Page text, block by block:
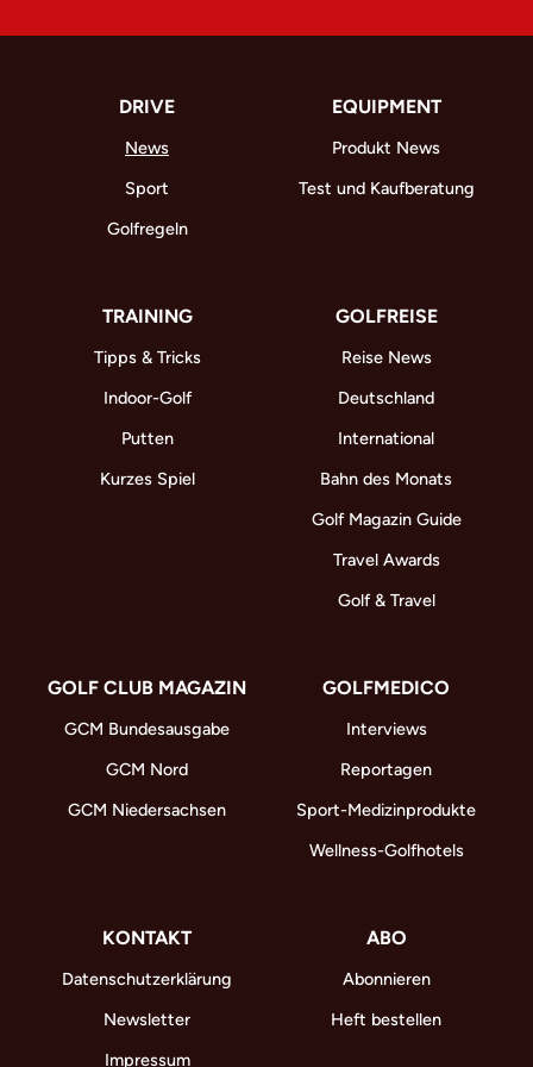
DRIVE
News
Sport
Golfregeln
EQUIPMENT
Produkt News
Test und Kaufberatung
TRAINING
Tipps & Tricks
Indoor-Golf
Putten
Kurzes Spiel
GOLFREISE
Reise News
Deutschland
International
Bahn des Monats
Golf Magazin Guide
Travel Awards
Golf & Travel
GOLF CLUB MAGAZIN
GCM Bundesausgabe
GCM Nord
GCM Niedersachsen
GOLFMEDICO
Interviews
Reportagen
Sport-Medizinprodukte
Wellness-Golfhotels
KONTAKT
Datenschutzerklärung
Newsletter
Impressum
ABO
Abonnieren
Heft bestellen